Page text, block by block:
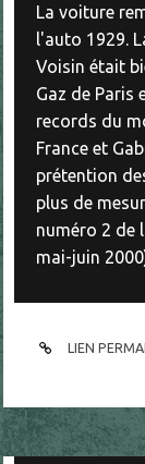
La voiture
l'auto 1929.
Voisin était
Gaz de Paris
records du
France et
prétention
plus de
numéro 2 de
mai-juin
LIEN